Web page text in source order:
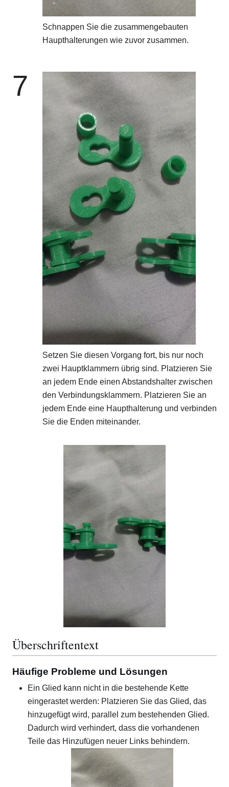
Schnappen Sie die zusammengebauten
Haupthalterungen wie zuvor zusammen.
7
Setzen Sie diesen Vorgang fort, bis nur noch
zwei Hauptklammern übrig sind. Platzieren Sie
an jedem Ende einen Abstandshalter zwischen
den Verbindungsklammern. Platzieren Sie an
jedem Ende eine Haupthalterung und verbinden
Sie die Enden miteinander.
Überschriftentext
Häufige Probleme und Lösungen
Ein Glied kann nicht in die bestehende Kette
eingerastet werden: Platzieren Sie das Glied, das
hinzugefügt wird, parallel zum bestehenden Glied.
Dadurch wird verhindert, dass die vorhandenen
Teile das Hinzufügen neuer Links behindern.